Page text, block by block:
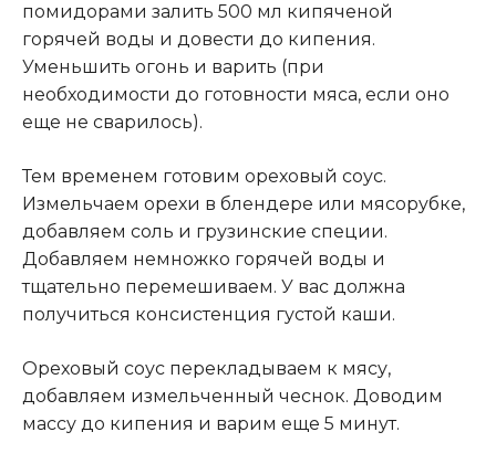
помидорами залить 500 мл кипяченой
горячей воды и довести до кипения.
Уменьшить огонь и варить (при
необходимости до готовности мяса, если оно
еще не сварилось).
Тем временем готовим ореховый соус.
Измельчаем орехи в блендере или мясорубке,
добавляем соль и грузинские специи.
Добавляем немножко горячей воды и
тщательно перемешиваем. У вас должна
получиться консистенция густой каши.
Ореховый соус перекладываем к мясу,
добавляем измельченный чеснок. Доводим
массу до кипения и варим еще 5 минут.